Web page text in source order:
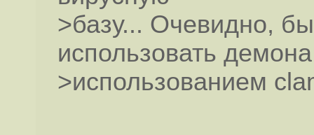
>базу... Очевидно,
использовать
>использованием